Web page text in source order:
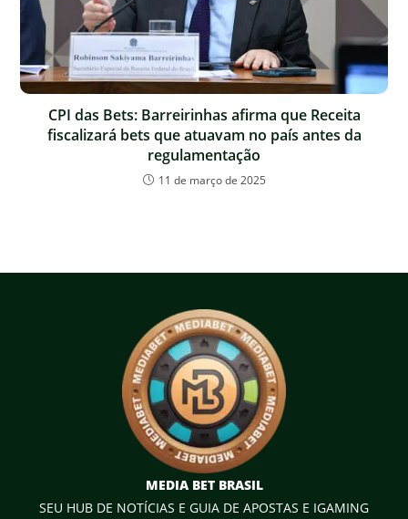
CPI das Bets: Barreirinhas afirma que Receita
fiscalizará bets que atuavam no país antes da
regulamentação
11 de março de 2025
MEDIA BET BRASIL
SEU HUB DE NOTÍCIAS E GUIA DE APOSTAS E IGAMING